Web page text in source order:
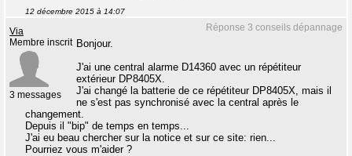
12 décembre 2015 à 14:07
Réponse 3 conseils dépannage
Via
Membre inscrit
3 messages
Bonjour.
J'ai une central alarme D14360 avec un répétiteur
extérieur DP8405X.
J'ai changé la batterie de ce répétiteur DP8405X, mais il
ne s'est pas synchronisé avec la central après le
changement.
Depuis il "bip" de temps en temps...
J'ai eu beau chercher sur la notice et sur ce site: rien...
Pourriez vous m'aider ?